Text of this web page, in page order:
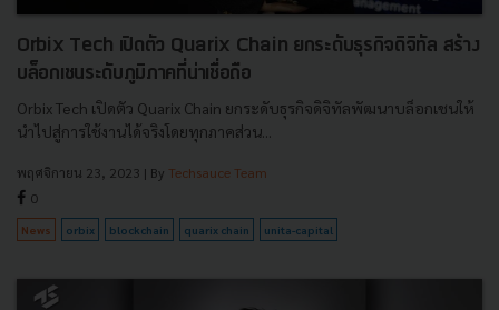
Orbix Tech เปิดตัว Quarix Chain ยกระดับธุรกิจดิจิทัล สร้าง
บล็อกเชนระดับภูมิภาคที่น่าเชื่อถือ
Orbix Tech เปิดตัว Quarix Chain ยกระดับธุรกิจดิจิทัลพัฒนาบล็อกเชนให้
นำไปสู่การใช้งานได้จริงโดยทุกภาคส่วน...
พฤศจิกายน 23, 2023 | By Techsauce Team
0
News orbix blockchain quarix chain unita-capital